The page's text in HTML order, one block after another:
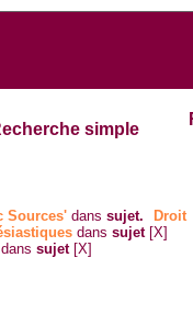
simple
Sources' danssujet.
Droit
danssujet [X]
danssujet [X]